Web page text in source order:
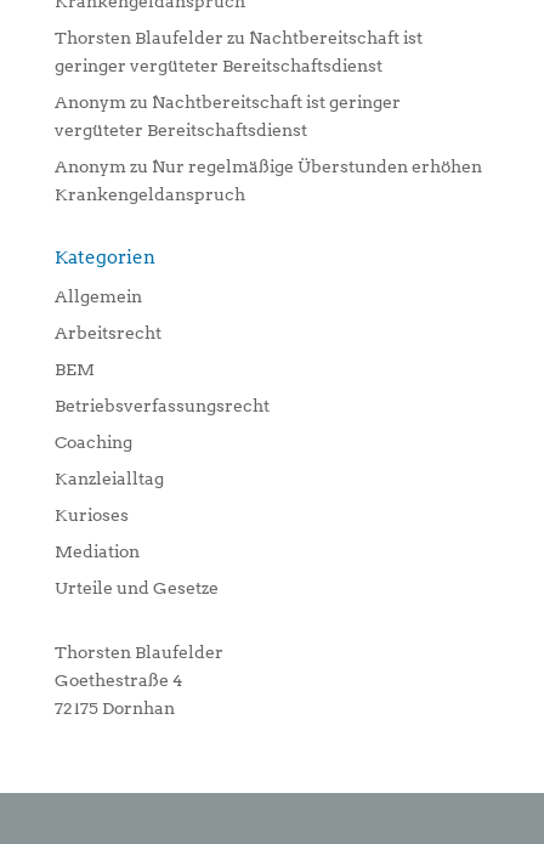
Thorsten Blaufelder zu Nachtbereitschaft ist
geringer vergüteter Bereitschaftsdienst
Anonym zu Nachtbereitschaft ist geringer
vergüteter Bereitschaftsdienst
Anonym zu Nur regelmäßige Überstunden erhöhen
Krankengeldanspruch
Kategorien
Allgemein
Arbeitsrecht
BEM
Betriebsverfassungsrecht
Coaching
Kanzleialltag
Kurioses
Mediation
Urteile und Gesetze
Thorsten Blaufelder
Goethestraße 4
72175 Dornhan